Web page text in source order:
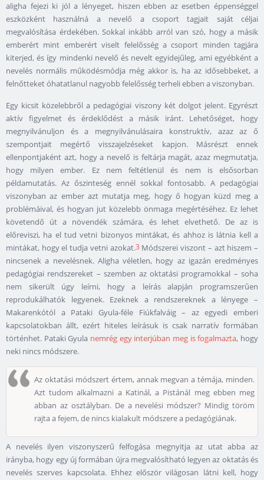
aligha fejezi ki jól a lényeget, hiszen ebben az esetben éppenséggel
eszközként használná a nevelő a csoport tagjait saját céljai
megvalósítása érdekében. Sokkal inkább arról van szó, hogy a másik
emberért mint emberért viselt felelősség a csoport minden tagjára
kiterjed, és így mindenki nevelő és nevelt egyidejűleg, ami egyébként a
nevelés normális működésmódja még akkor is, ha az idősebbeket, a
felnőtteket óhatatlanul nagyobb felelősség terheli ebben a viszonyban.
Egy kicsit közelebbről a pedagógiai viszony két dolgot jelent. Egyrészt
aktív figyelmet és érdeklődést a másik iránt. Lehetőséget, hogy
megnyilvánuljon és a megnyilvánulásaira konstruktív, azaz az ő
szempontjait megértő visszajelzéseket kapjon. Másrészt ennek
ellenpontjaként azt, hogy a nevelő is feltárja magát, azaz megmutatja,
hogy milyen ember. Ez nem feltétlenül és nem is elsősorban
példamutatás. Az őszinteség ennél sokkal fontosabb. A pedagógiai
viszonyban az ember azt mutatja meg, hogy ő hogyan küzd meg a
problémáival, és hogyan jut közelebb önmaga megértéséhez. Ez lehet
követendő út a növendék számára, és lehet elvethető. De az is
előreviszi, ha el tud vetni bizonyos mintákat, és ahhoz is látnia kell a
mintákat, hogy el tudja vetni azokat.3 Módszerei viszont – azt hiszem –
nincsenek a nevelésnek. Aligha véletlen, hogy az igazán eredményes
pedagógiai rendszereket – szemben az oktatási programokkal – soha
nem sikerült úgy leírni, hogy a leírás alapján programszerűen
reprodukálhatók legyenek. Ezeknek a rendszereknek a lényege –
Makarenkótól a Pataki Gyula-féle Fiúkfalváig – az egyedi emberi
kapcsolatokban állt, ezért hiteles leírásuk is csak narratív formában
történhet. Pataki Gyula nemrég egy interjúban meg is fogalmazta, hogy
neki nincs módszere.
Az oktatási módszert értem, annak megvan a témája, minden.
Azt tudom alkalmazni a Katinál, a Pistánál meg ebben meg
abban az osztályban. De a nevelési módszer? Mindig töröm
rajta a fejem, de nincs kialakult módszere a pedagógiának.
A nevelés ilyen viszonyszerű felfogása megnyitja az utat abba az
irányba, hogy egy új formában újra megvalósítható legyen az oktatás és
nevelés szerves kapcsolata. Ehhez először világosan látni kell, hogy